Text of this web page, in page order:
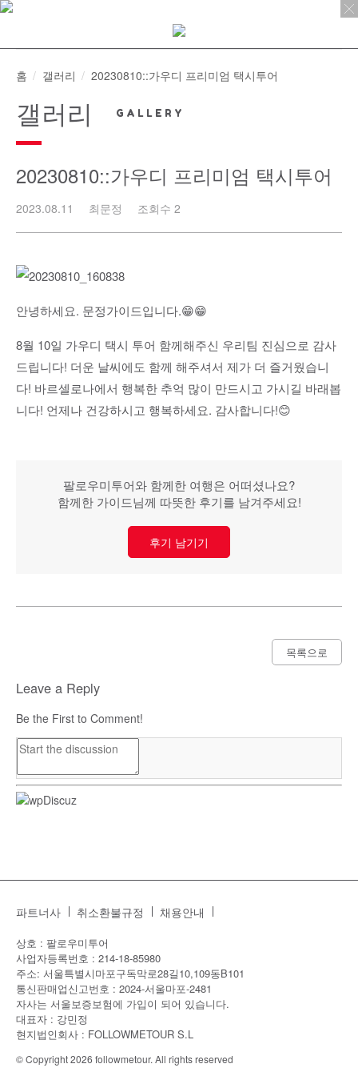
Skip
홈 갤러리 20230810::가우디 프리미엄 택시투어
갤러리
20230810::가우디 프리미엄 택시투어
2023.08.11 최문정 조회수 2
안녕하세요. 문정가이드입니다.😁😁
8월 10일 가우디 택시 투어 함께해주신 우리팀 진심으로 감사
드립니다! 더운 날씨에도 함께 해주셔서 제가 더 즐거웠습니
다! 바르셀로나에서 행복한 추억 많이 만드시고 가시길 바래봅
니다! 언제나 건강하시고 행복하세요. 감사합니다!😊
팔로우미투어와 함께한 여행은 어떠셨나요?
함께한 가이드님께 따뜻한 후기를 남겨주세요!
후기 남기기
목록으로
Leave a Reply
Be the First to Comment!
파트너사 취소환불규정 채용안내
상호 : 팔로우미투어
사업자등록번호 : 214-18-85980
주소: 서울특별시마포구독막로28길10,109동B101
통신판매업신고번호 : 2024-서울마포-2481
자사는 서울보증보험에 가입이 되어 있습니다.
대표자 : 강민정
현지법인회사 : FOLLOWMETOUR S.L
© Copyright 2026 followmetour. All rights reserved